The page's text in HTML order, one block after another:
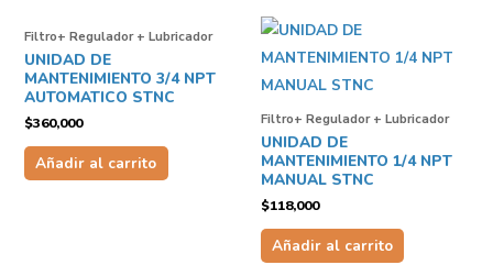
Filtro+ Regulador + Lubricador
UNIDAD DE
MANTENIMIENTO 3/4 NPT
AUTOMATICO STNC
$360,000
Añadir al carrito
Filtro+ Regulador + Lubricador
UNIDAD DE
MANTENIMIENTO 1/4 NPT
MANUAL STNC
$118,000
Añadir al carrito